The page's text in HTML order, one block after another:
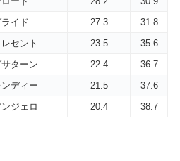
イド 27.3
31.8
セント 23.5
35.6
ターン 22.4
36.7
ディー 21.5
37.6
ジェロ 20.4 38.7